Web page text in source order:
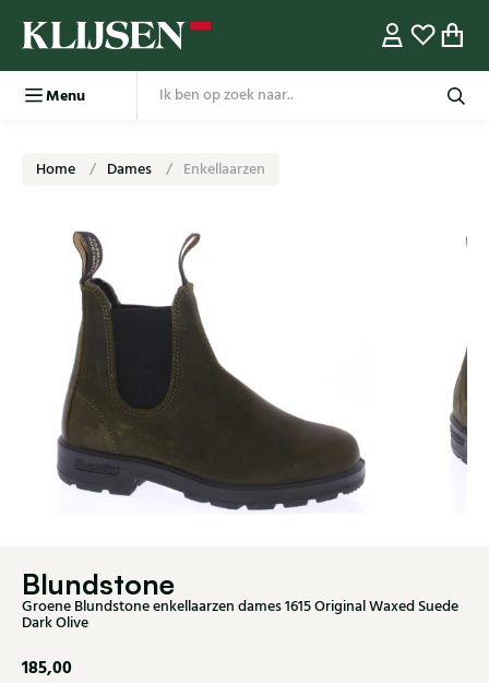
Menu
Home Dames Enkellaarzen
Blundstone
Groene Blundstone enkellaarzen dames 1615 Original Waxed Suede
Dark Olive
185,00